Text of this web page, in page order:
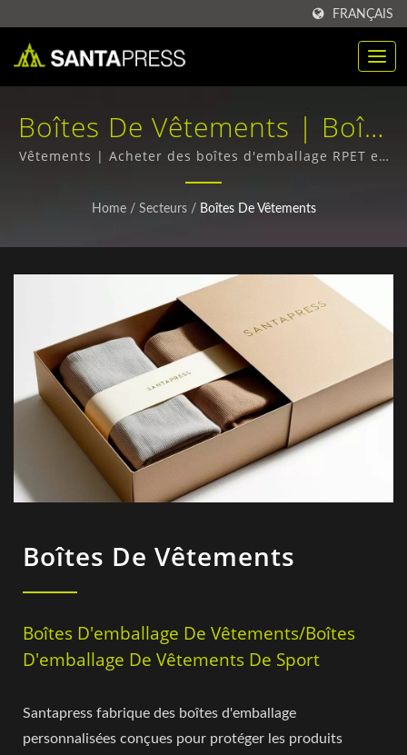
FRANÇAIS
Boîtes De Vêtements | Boîte
D'emballage En Plastique PP
Personnalisée Pour B2B |
Vêtements | Acheter des boîtes d'emballage RPET en
vrac - Qualité supérieure, prix compétitifs
Home / Secteurs / Boîtes De Vêtements
Boîtes De Vêtements
Boîtes D'emballage De Vêtements/Boîtes
D'emballage De Vêtements De Sport
Santapress fabrique des boîtes d'emballage
personnalisées conçues pour protéger les produits